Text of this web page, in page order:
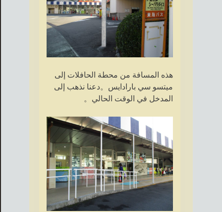
هذه المسافة من محطة الحافلات إلى
ميتسو سي بارادايس。دعنا نذهب إلى
المدخل في الوقت الحالي。